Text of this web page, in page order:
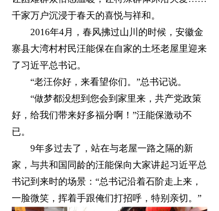
千家万户沉浸于春天的喜悦与祥和。
2016年4月，春风拂过山川的时候，安徽金
寨县大湾村村民汪能保在自家的土坯老屋里迎来
了习近平总书记。
“老汪你好，来看望你们。”总书记说。
“做梦都没想到您会到家里来，共产党政策
好，给我们带来好多福分啊！”汪能保激动不
已。
9年多过去了，站在与老屋一路之隔的新
家，与共和国同龄的汪能保向大家讲起习近平总
书记到来时的场景：“总书记沿着石阶走上来，
一脸微笑，挥着手跟俺们打招呼，特别亲切。”